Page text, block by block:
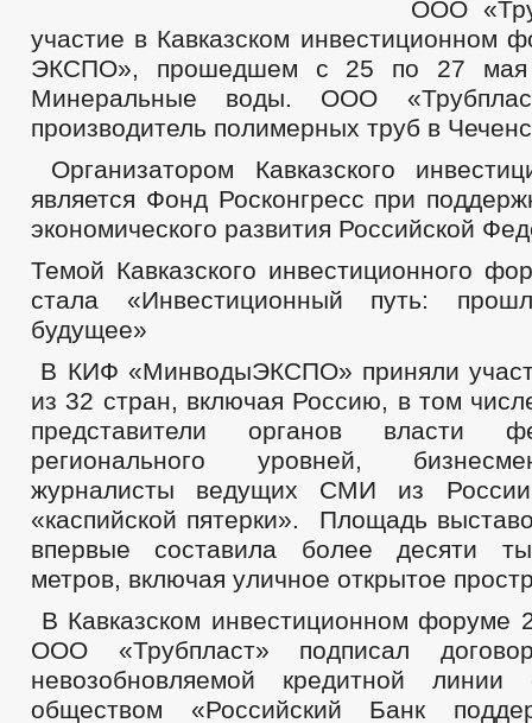
Совет депутатов
Задачи
Функции
Депутаты
Структура
Полномочия
Протоколы заседания
Противодействие коррупции
НПА
Иные акты в сфере противодействия коррупции
Методические материалы
Сведения о доходах, расходах, об имуществе и обязательствах
Формы документов, связанных с противодействием коррупции, для
Комиссия по соблюдению требований к служебному поведению и
_
Правовые акты
Решения
Проекты к обсуждению
Проекты Постановлений
Порядок обжалования НПА
Распоряжения администрации
Административные регламенты
Постановления администрации
Публичные слушания
Федеральные законы
Бюджет
Бюджет по годам
Отчет об исполнении бюджета
_
ООО
участие в Кавказском инвестиционном
ЭКСПО», прошедшем с 25 по 27 мая
Минеральные воды. ООО
производитель полимерных труб в
Организатором Кавказского
является Фонд Росконгресс при
экономического развития Российской
Темой Кавказского инвестиционного
стала «Инвестиционный путь:
будущее»
В КИФ «МинводыЭКСПО» приняли
из 32 стран, включая Россию, в том
представители органов власти
регионального уровней,
журналисты ведущих СМИ из
«каспийской пятерки».
Площадь
впервые составила более десяти
метров, включая уличное открытое
В Кавказском инвестиционном форуме
ООО «Трубпласт» подписал
невозобновляемой кредитной
обществом «Российский Банк